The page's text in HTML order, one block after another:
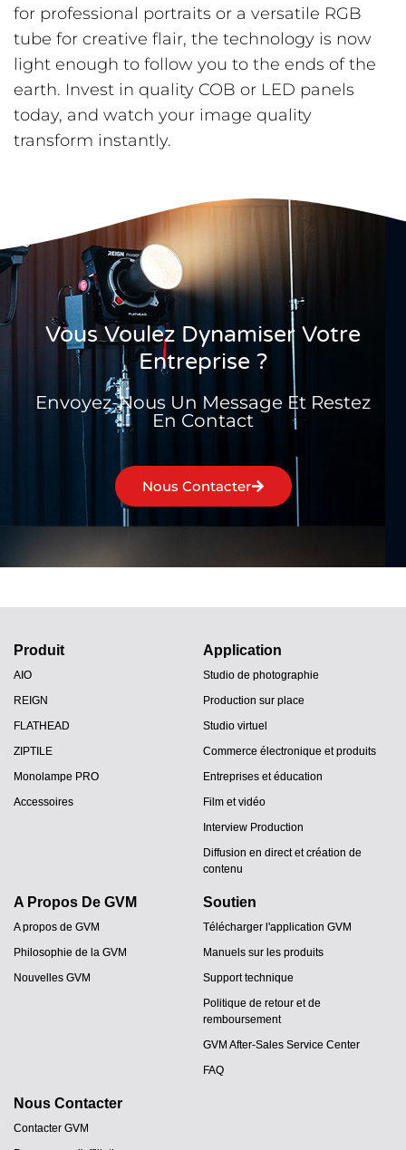
for professional portraits or a versatile RGB
tube for creative flair, the technology is now
light enough to follow you to the ends of the
earth. Invest in quality COB or LED panels
today, and watch your image quality
transform instantly.
Vous Voulez Dynamiser Votre
Entreprise ?
Envoyez-Nous Un Message Et Restez
En Contact
Nous Contacter
Produit
AIO
REIGN
FLATHEAD
ZIPTILE
Monolampe PRO
Accessoires
Application
Studio de photographie
Production sur place
Studio virtuel
Commerce électronique et produits
Entreprises et éducation
Film et vidéo
Interview Production
Diffusion en direct et création de
contenu
A Propos De GVM
A propos de GVM
Philosophie de la GVM
Nouvelles GVM
Soutien
Télécharger l'application GVM
Manuels sur les produits
Support technique
Politique de retour et de
remboursement
GVM After-Sales Service Center
FAQ
Nous Contacter
Contacter GVM